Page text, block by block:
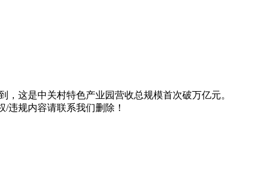
这是中关村特色产业园营收总规模首次破万亿元。
违规内容请联系我们删除！